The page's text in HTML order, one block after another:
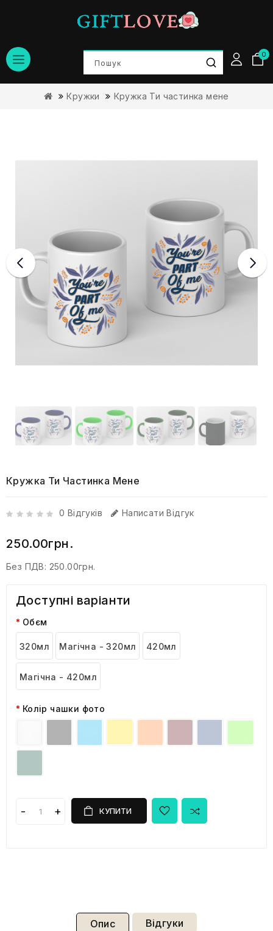
0
Кружки Кружка Ти частинка мене
Кружка Ти Частинка Мене
0 Відгуків Написати Відгук
250.00грн.
Без ПДВ: 250.00грн.
Доступні варіанти
Обєм
320мл Магічна - 320мл 420мл
Магічна - 420мл
Колір чашки фото
КУПИТИ
Опис Відгуки